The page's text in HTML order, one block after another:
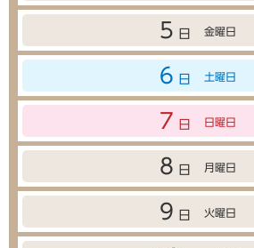
5 日 金曜日
6 日 土曜日
7 日 日曜日
8 日 月曜日
9 日 火曜日